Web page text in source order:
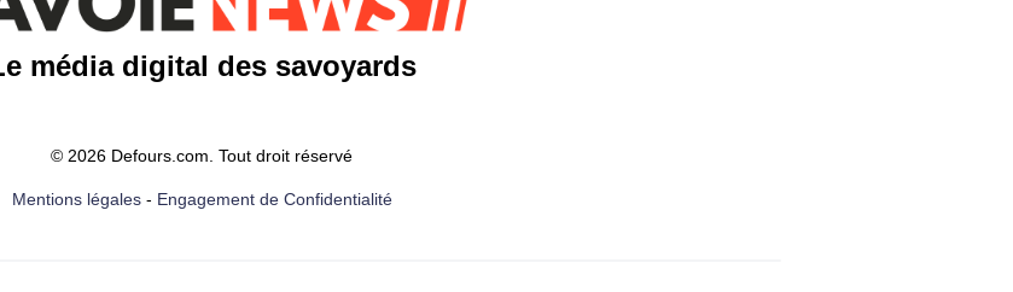
média digital des savoyards
© 2026 Defours.com. Tout droit réservé
Mentions légales- Engagement de Confidentialité